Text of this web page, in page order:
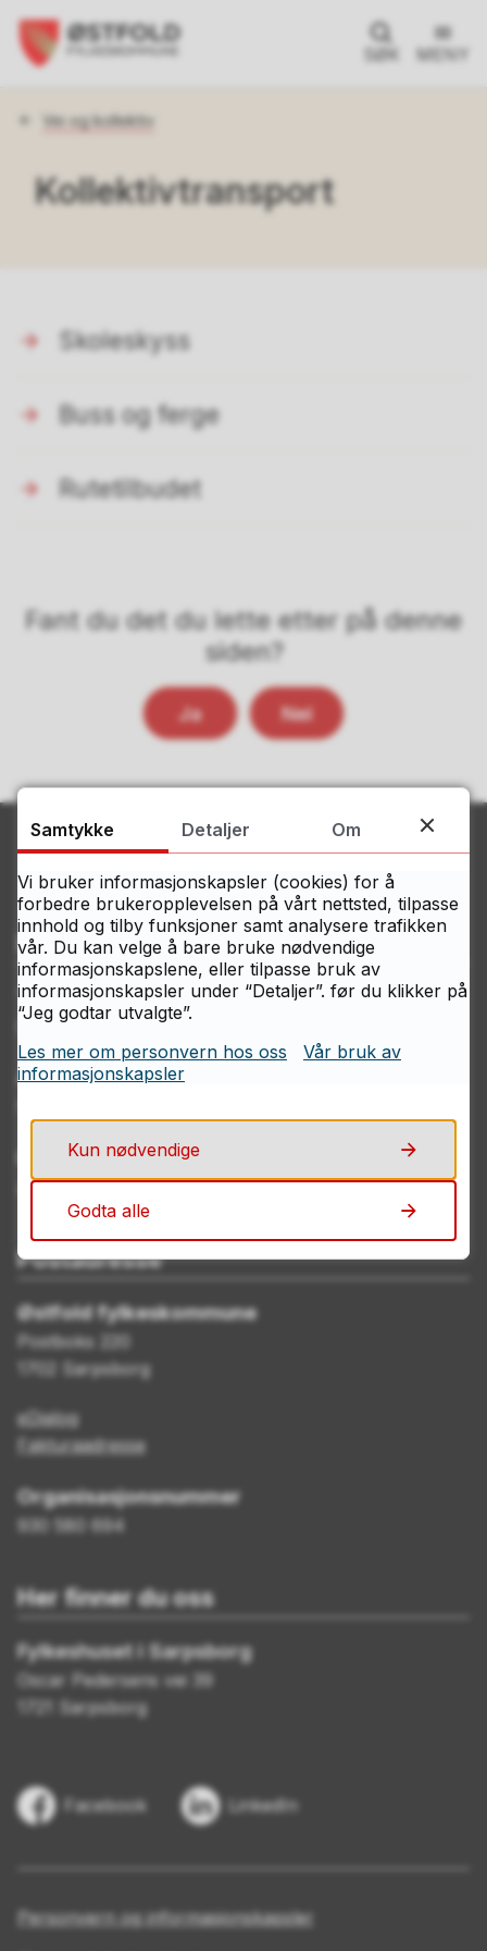
SØK MENY
Du
Vei og kollektiv
Kollektivtransport
Skoleskyss
Buss og ferge
Rutetilbudet
Fant du det du lette etter på denne
siden?
Ja Nei
Kontakt Østfolds servicesenter
Telefon
69 11 70 00
Åpningstider
E-post
post@ofk.no
Postadresse
Østfold fylkeskommune
Postboks 220
1702 Sarpsborg
eDialog
Fakturaadresse
Organisasjonsnummer
930 580 694
Her finner du oss
Fylkeshuset i Sarpsborg
Oscar Pedersens vei 39
1721 Sarpsborg
Facebook LinkedIn
Personvern og informasjonskapsler
Samtykke Detaljer Om
Vi bruker informasjonskapsler (cookies) for å
forbedre brukeropplevelsen på vårt nettsted, tilpasse
innhold og tilby funksjoner samt analysere trafikken
vår. Du kan velge å bare bruke nødvendige
informasjonskapslene, eller tilpasse bruk av
informasjonskapsler under “Detaljer”. før du klikker på
“Jeg godtar utvalgte”.
Les mer om personvern hos oss
Vår bruk av
informasjonskapsler
Kun nødvendige
Godta alle